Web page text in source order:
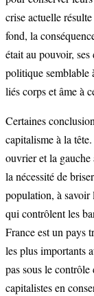
crise actuelle
fond, la
était au pouvoir,
politique semblable
liés corps et âme à
Certaines
capitalisme à la
ouvrier et la
la nécessité de
population, à savoir
qui contrôlent les
France est un pays
les plus importants
pas sous le
capitalistes en